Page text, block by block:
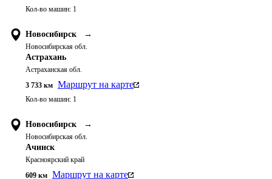
Кол-во машин: 1
Новосибирск →
Новосибирская обл.
Астрахань
Астраханская обл.
3 733 км Маршрут на карте
Кол-во машин: 1
Новосибирск →
Новосибирская обл.
Ачинск
Красноярский край
609 км Маршрут на карте